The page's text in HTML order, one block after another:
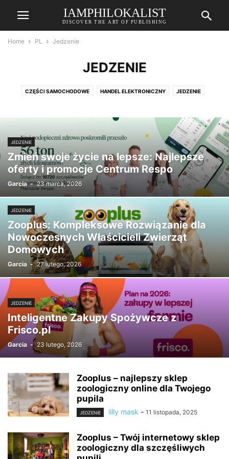
IAMPHILOKALIST
DISCOVER THE ART OF PUBLISHING
Home PL Jedzenie
JEDZENIE
CZĘŚCI SAMOCHODOWE HANDEL ELEKTRONICZNY JEDZENIE
PODRÓŻE SKLEP ZOOLOGICZNY TECHNOLOGIA
WYSTRÓJ WNĘTRZ
JEDZENIE
Zmień swoje życie na lepsze: Najlepsze
oferty i promocje Centrum Respo
Garcia - 23 marca, 2026
JEDZENIE
Zooplus: Kompleksowe Rozwiązanie dla
Nowoczesnych Właścicieli Zwierząt
Domowych
Garcia - 27 lutego, 2026
JEDZENIE
Inteligentne Zakupy Spożywcze z
Frisco.pl
Garcia - 23 lutego, 2026
Zooplus – najlepszy sklep
zoologiczny online dla Twojego
pupila
JEDZENIE lilly mask - 11 listopada, 2025
Zooplus – Twój internetowy sklep
zoologiczny dla szczęśliwych